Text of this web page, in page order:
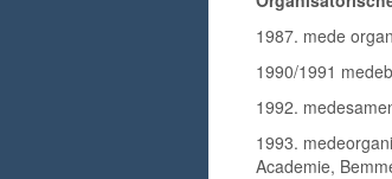
1987. mede
1990/1991
1992.
1993.
Academie,